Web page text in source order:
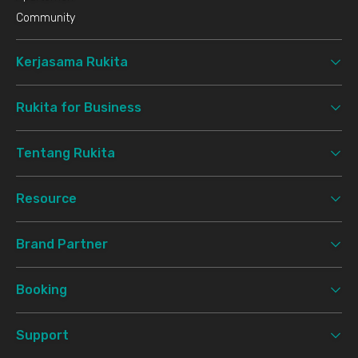
Community
Kerjasama Rukita
Rukita for Business
Tentang Rukita
Resource
Brand Partner
Booking
Support